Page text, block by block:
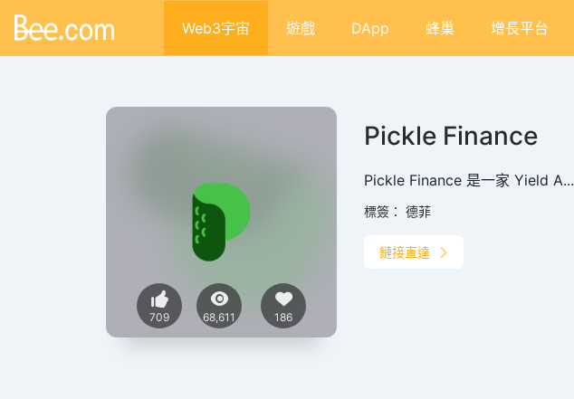
Web3宇宙 遊戲 DApp 蜂巢 增長平台
709 68,611 186
Pickle Finance
Pickle Finance 是一家 Yield A...
標簽： 德菲
鏈接直達